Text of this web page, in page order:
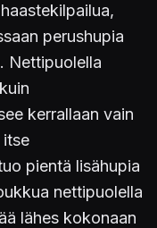
perushupia
Nettipuolella
kerrallaan vain
itse
pientä lisähupia
nettipuolella
lähes kokonaan